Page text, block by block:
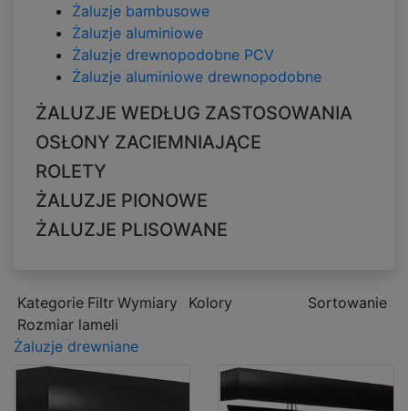
Żaluzje bambusowe
Żaluzje aluminiowe
Żaluzje drewnopodobne PCV
Żaluzje aluminiowe drewnopodobne
ŻALUZJE WEDŁUG ZASTOSOWANIA
OSŁONY ZACIEMNIAJĄCE
ROLETY
ŻALUZJE PIONOWE
ŻALUZJE PLISOWANE
Kategorie Filtr Wymiary
Kolory
Rozmiar lameli
Sortowanie
Żaluzje drewniane